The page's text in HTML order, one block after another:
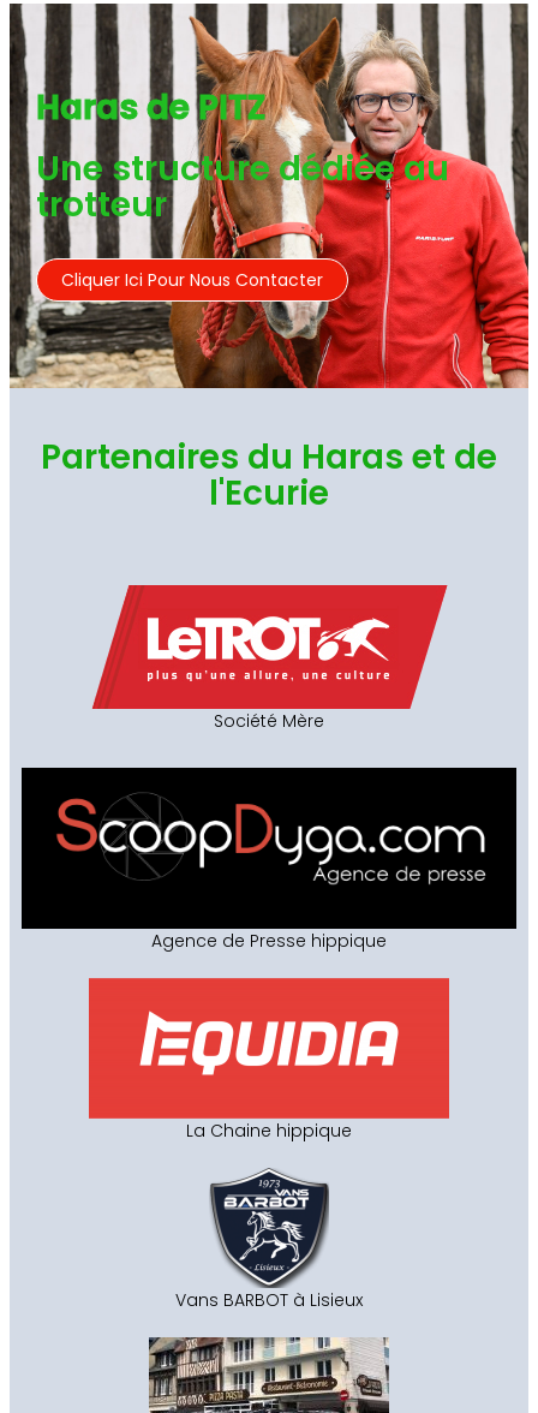
Haras de PITZ
Une structure dédiée au
trotteur
Cliquer Ici Pour Nous Contacter
Partenaires du Haras et de
l'Ecurie
Société Mère
Agence de Presse hippique
La Chaine hippique
Vans BARBOT à Lisieux